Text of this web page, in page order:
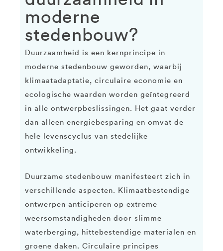
moderne
stedenbouw?
Duurzaamheid is een kernprincipe in
moderne stedenbouw geworden, waarbij
klimaatadaptatie, circulaire economie en
ecologische waarden worden geïntegreerd
in alle ontwerpbeslissingen. Het gaat verder
dan alleen energiebesparing en omvat de
hele levenscyclus van stedelijke
ontwikkeling.
Duurzame stedenbouw manifesteert zich in
verschillende aspecten. Klimaatbestendige
ontwerpen anticiperen op extreme
weersomstandigheden door slimme
waterberging, hittebestendige materialen en
groene daken. Circulaire principes